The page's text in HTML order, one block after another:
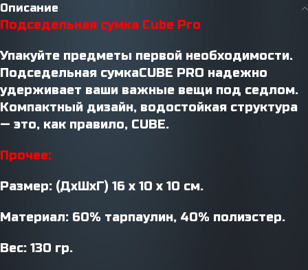
Описание
Подседельная сумка Cube Pro
Упакуйте предметы первой необходимости.
Подседельная сумкаCUBE PRO надежно
удерживает ваши важные вещи под седлом.
Компактный дизайн, водостойкая структура
— это, как правило, CUBE.
Прочее:
Размер: (ДxШxГ) 16 x 10 x 10 см.
Материал: 60% тарпаулин, 40% полиэстер.
Вес: 130 гр.